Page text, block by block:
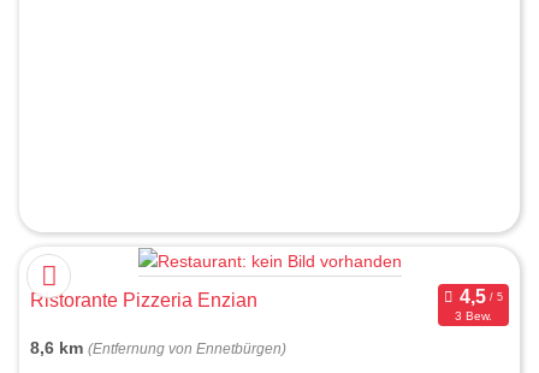
Ristorante Pizzeria Enzian
3 Bew.
8,6 km (Entfernung von Ennetbürgen)